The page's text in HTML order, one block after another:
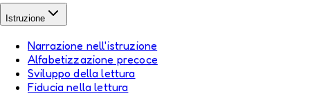
Istruzione
Narrazione nell'istruzione
Alfabetizzazione precoce
Sviluppo della lettura
Fiducia nella lettura